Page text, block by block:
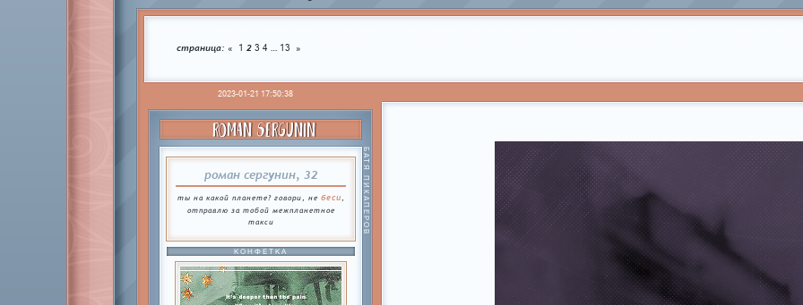
страница: « 1 2 3 4 … 13 »
2023-01-21 17:50:38
ROMAN SERGUNIN
роман сергунин, 32
ты на какой планете? говори, не беси
отправлю за тобой межпланетное
такси
БАТЯ ПИКАПЕРОВ
КОНФЕТКА